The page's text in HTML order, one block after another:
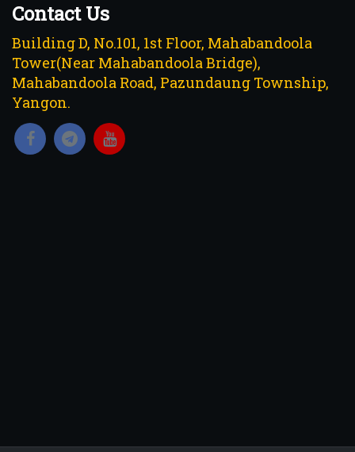
Contact Us
Building D, No.101, 1st Floor, Mahabandoola
Tower(Near Mahabandoola Bridge),
Mahabandoola Road, Pazundaung Township,
Yangon.